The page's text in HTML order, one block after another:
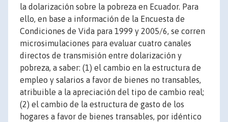
la dolarización sobre la pobreza en Ecuador. Para
ello, en base a información de la Encuesta de
Condiciones de Vida para 1999 y 2005/6, se corren
microsimulaciones para evaluar cuatro canales
directos de transmisión entre dolarización y
pobreza, a saber: (1) el cambio en la estructura de
empleo y salarios a favor de bienes no transables,
atribuible a la apreciación del tipo de cambio real;
(2) el cambio de la estructura de gasto de los
hogares a favor de bienes transables, por idéntico